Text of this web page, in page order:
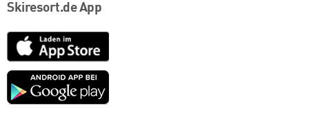
Skiresort.de App
App
Store
Google